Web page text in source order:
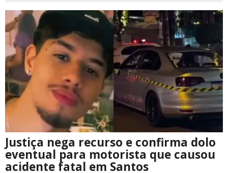
Justiça nega recurso e confirma dolo
eventual para motorista que causou
acidente fatal em Santos